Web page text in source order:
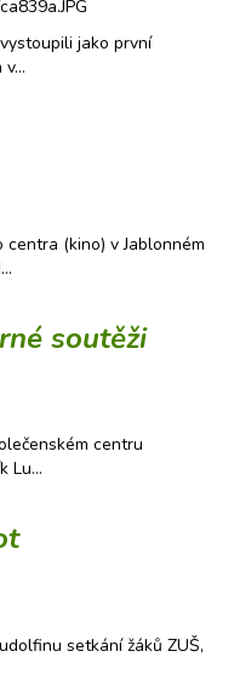
jako první
v…
(kino) v Jablonném
soutěži
centru
Lu…
setkání žáků ZUŠ,